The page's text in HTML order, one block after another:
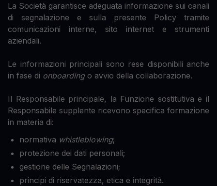
La Società garantisce adeguata informazione sui canali
di segnalazione e sulla presente Policy tramite
comunicazioni interne, sito internet e strumenti
aziendali.
Le informazioni principali sono rese disponibili anche
in fase di onboardingo avvio della collaborazione.
Il Responsabile principale, la Funzione sostitutiva e il
Responsabile supplente ricevono specifica formazione
in materia di:
normativa whistleblowing;
protezione dei dati personali;
gestione delle Segnalazioni;
principi di riservatezza, etica e integrità.